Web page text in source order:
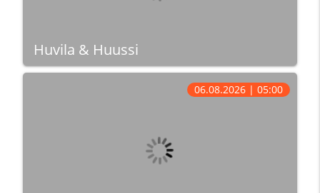
Huvila & Huussi
06.08.2026 | 05:00